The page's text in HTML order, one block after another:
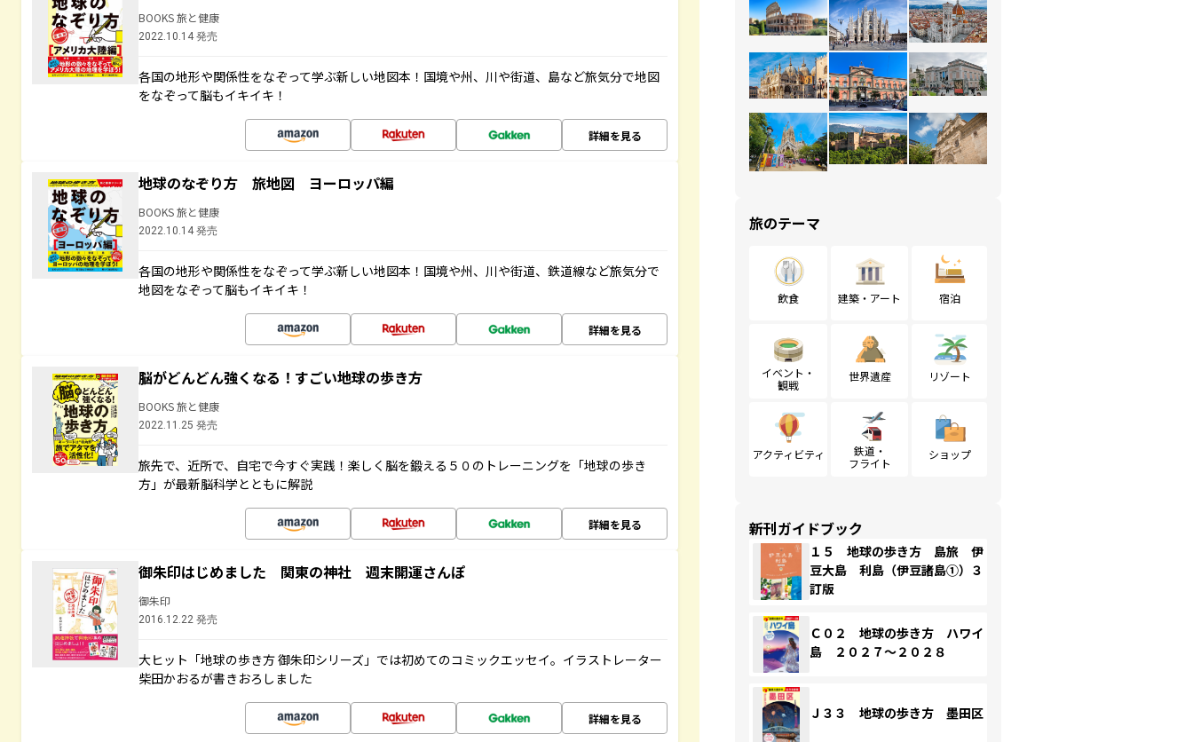
BOOKS 旅と健康
2022.10.14 発売
各国の地形や関係性をなぞって学ぶ新しい地図本！国境や州、川や街道、島など旅気分で地図
をなぞって脳もイキイキ！
詳細を見る
地球のなぞり方 旅地図 ヨーロッパ編
BOOKS 旅と健康
2022.10.14 発売
各国の地形や関係性をなぞって学ぶ新しい地図本！国境や州、川や街道、鉄道線など旅気分で
地図をなぞって脳もイキイキ！
詳細を見る
脳がどんどん強くなる！すごい地球の歩き方
BOOKS 旅と健康
2022.11.25 発売
旅先で、近所で、自宅で今すぐ実践！楽しく脳を鍛える５０のトレーニングを「地球の歩き
方」が最新脳科学とともに解説
詳細を見る
御朱印はじめました 関東の神社 週末開運さんぽ
御朱印
2016.12.22 発売
大ヒット「地球の歩き方 御朱印シリーズ」では初めてのコミックエッセイ。イラストレーター
柴田かおるが書きおろしました
詳細を見る
旅のテーマ
飲食 建築・アート 宿泊
イベント・
観戦
世界遺産 リゾート
アクティビティ
鉄道・
フライト
ショップ
新刊ガイドブック
１５ 地球の歩き方 島旅 伊
豆大島 利島（伊豆諸島①）３
訂版
Ｃ０２ 地球の歩き方 ハワイ
島 ２０２７～２０２８
Ｊ３３ 地球の歩き方 墨田区